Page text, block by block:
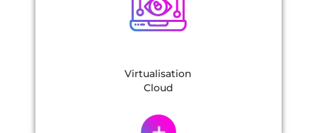
Virtualisation
Cloud